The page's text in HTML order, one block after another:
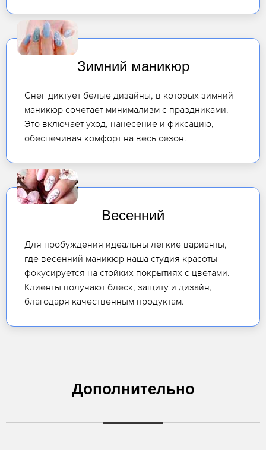
Зимний маникюр
Снег диктует белые дизайны, в которых зимний
маникюр сочетает минимализм с праздниками.
Это включает уход, нанесение и фиксацию,
обеспечивая комфорт на весь сезон.
Весенний
Для пробуждения идеальны легкие варианты,
где весенний маникюр наша студия красоты
фокусируется на стойких покрытиях с цветами.
Клиенты получают блеск, защиту и дизайн,
благодаря качественным продуктам.
Дополнительно